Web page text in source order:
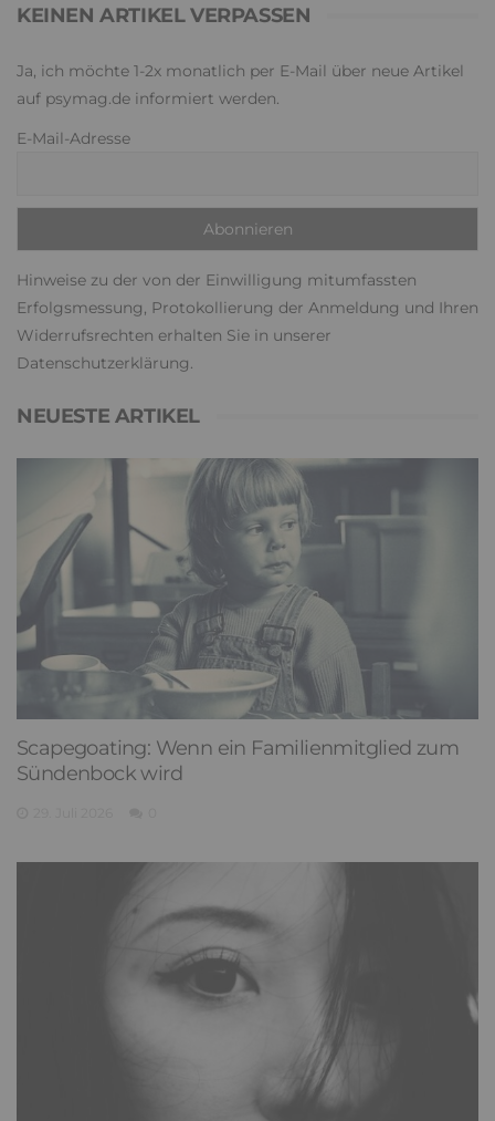
KEINEN ARTIKEL VERPASSEN
Ja, ich möchte 1-2x monatlich per E-Mail über neue Artikel
auf psymag.de informiert werden.
E-Mail-Adresse
Hinweise zu der von der Einwilligung mitumfassten
Erfolgsmessung, Protokollierung der Anmeldung und Ihren
Widerrufsrechten erhalten Sie in unserer
Datenschutzerklärung.
NEUESTE ARTIKEL
Scapegoating: Wenn ein Familienmitglied zum
Sündenbock wird